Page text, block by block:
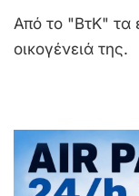
Από το "ΒτΚ" τα
οικογένειά της.